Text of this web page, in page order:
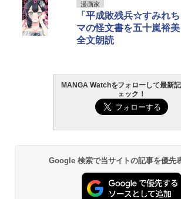
漫画家
「平成敗残兵☆すみれ
マの怪文書を五十嵐裕
全文朗読
MANGA Watchをフォローして最新
ェック！
Google 検索で当サイトの記事を優先